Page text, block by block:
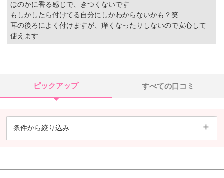
ほのかに香る感じで、きつくないです
もしかしたら付けてる自分にしかわからないかも？笑
耳の後ろによく付けますが、痒くなったりしないので安心して
使えます
ピックアップ すべての口コミ
条件から絞り込み